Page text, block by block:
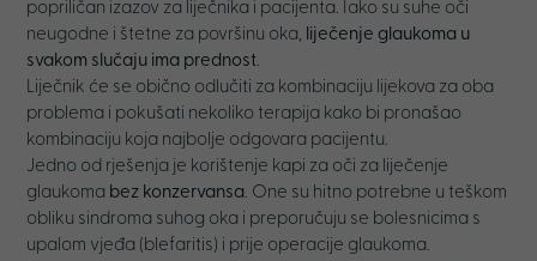
popriličan izazov za liječnika i pacijenta. Iako su suhe oči
neugodne i štetne za površinu oka, liječenje glaukoma u
svakom slučaju ima prednost.
Liječnik će se obično odlučiti za kombinaciju lijekova za oba
problema i pokušati nekoliko terapija kako bi pronašao
kombinaciju koja najbolje odgovara pacijentu.
Jedno od rješenja je korištenje kapi za oči za liječenje
glaukoma bez konzervansa. One su hitno potrebne u teškom
obliku sindroma suhog oka i preporučuju se bolesnicima s
upalom vjeđa (blefaritis) i prije operacije glaukoma.